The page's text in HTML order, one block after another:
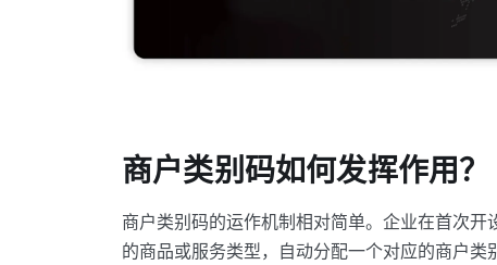
商户类别码如何发挥作用？
商户类别码的运作机制相对简单。企业在首次
的商品或服务类型，自动分配一个对应的商户类